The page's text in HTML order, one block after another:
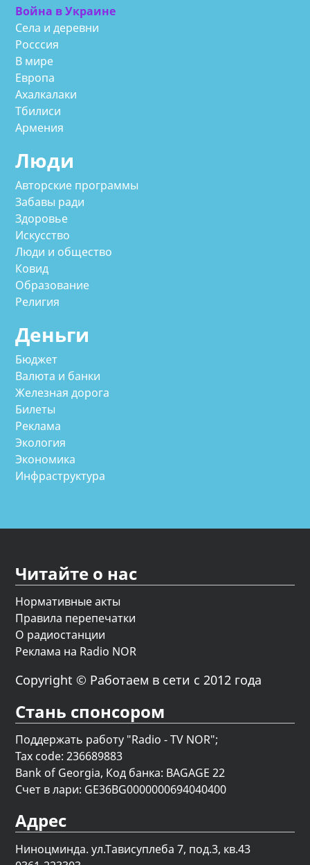
Война в Украине
Села и деревни
Росссия
В мире
Европа
Ахалкалаки
Тбилиси
Армения
Люди
Авторские программы
Забавы ради
Здоровье
Искусство
Люди и общество
Ковид
Образование
Религия
Деньги
Бюджет
Валюта и банки
Железная дорога
Билеты
Реклама
Экология
Экономика
Инфраструктура
Читайте о нас
Нормативные акты
Правила перепечатки
О радиостанции
Реклама на Radio NOR
Copyright © Работаем в сети с 2012 года
Стань спонсором
Поддержать работу "Radio - TV NOR";
Tax code: 236689883
Bank of Georgia, Код банка: BAGAGE 22
Счет в лари: GE36BG0000000694040400
Адрес
Ниноцминда. ул.Тависуплеба 7, под.3, кв.43